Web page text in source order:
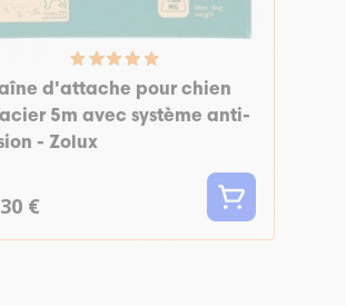
d'attache pour chien
5m avec système anti-
- Zolux
€